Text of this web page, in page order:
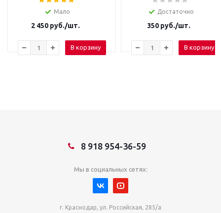
Мало
2 450руб./шт.
В корзину
Достаточно
350 руб./шт.
В корзину
8 918 954-36-59
Мы в социальных сетях:
г. Краснодар, ул. Российская, 285/а